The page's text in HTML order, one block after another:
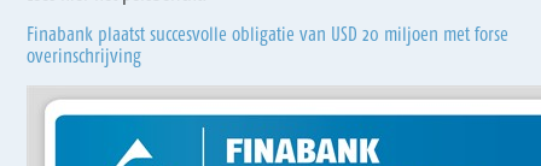
Finabank plaatst succesvolle obligatie van USD 20 miljoen met forse
overinschrijving